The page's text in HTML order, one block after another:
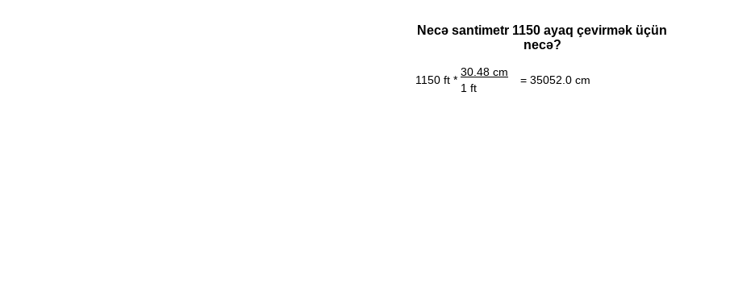
Necə santimetr 1150 ayaq çevirmək üçün
necə?
1150 ft *
30.48 cm
= 35052.0 cm
1 ft